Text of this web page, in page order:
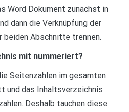
Word Dokument zunächst in
dann die Verknüpfung der
beiden Abschnitte trennen.
mit nummeriert?
Seitenzahlen im gesamten
und das Inhaltsverzeichnis
Deshalb tauchen diese